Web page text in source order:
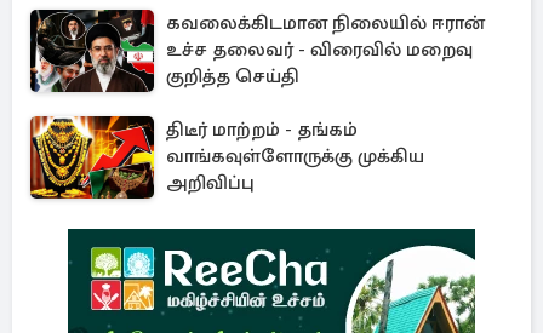
கவலைக்கிடமான நிலையில் ஈரான்
உச்ச தலைவர் - விரைவில் மறைவு
குறித்த செய்தி
திடீர் மாற்றம் - தங்கம்
வாங்கவுள்ளோருக்கு முக்கிய
அறிவிப்பு